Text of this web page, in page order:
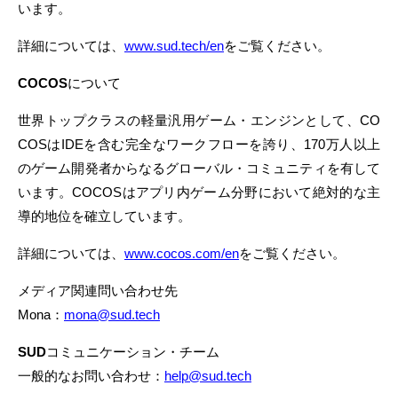
います。
詳細については、 www.sud.tech/enをご覧ください。
COCOSについて
世界トップクラスの軽量汎用ゲーム・エンジンとして、 CO
COSはIDEを含む完全なワークフローを誇り、 170万人以上
のゲーム開発者からなるグローバル・コミュニティを有して
います。COCOSはアプリ内ゲーム分野において絶対的な主
導的地位を確立しています。
詳細については、 www.cocos.com/enをご覧ください。
メディア関連問い合わせ先
Mona ： mona@sud.tech
SUDコミュニケーション・チーム
一般的なお問い合わせ： help@sud.tech